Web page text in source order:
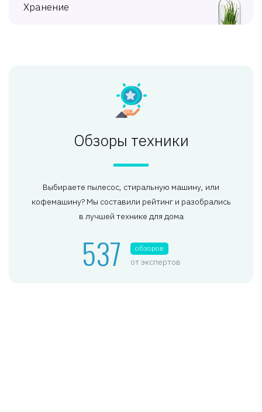
Хранение
Обзоры техники
Выбираете пылесос, стиральную машину, или
кофемашину? Мы составили рейтинг и разобрались
в лучшей технике для дома
537 обзоров
от экспертов